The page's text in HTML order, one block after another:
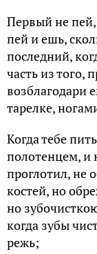
Первый не пей,
пей и ешь,
последний,
часть из того,
возблагодари
тарелке,
Когда тебе
полотенцем, и
проглотил, не
костей, но
но
когда зубы
режь;